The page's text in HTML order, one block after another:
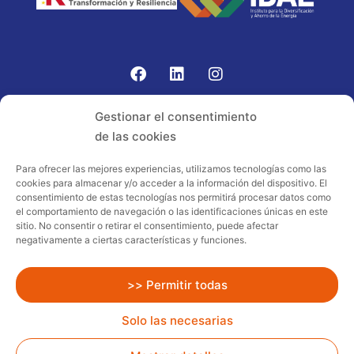
Gestionar el consentimiento
de las cookies
Para ofrecer las mejores experiencias, utilizamos tecnologías como las
cookies para almacenar y/o acceder a la información del dispositivo. El
consentimiento de estas tecnologías nos permitirá procesar datos como
el comportamiento de navegación o las identificaciones únicas en este
sitio. No consentir o retirar el consentimiento, puede afectar
negativamente a ciertas características y funciones.
>> Permitir todas
Solo las necesarias
Proyecto acogido al programa de
incentivos ligados al autoconsumo y
almacenamiento, con fuentes de energía
renovables, así como a la implantación
sector residencial en el marco del Plan
de Recuperación, Transformación y
Resiliencia, financiado por la Unión
Europea – NextGenerationEU